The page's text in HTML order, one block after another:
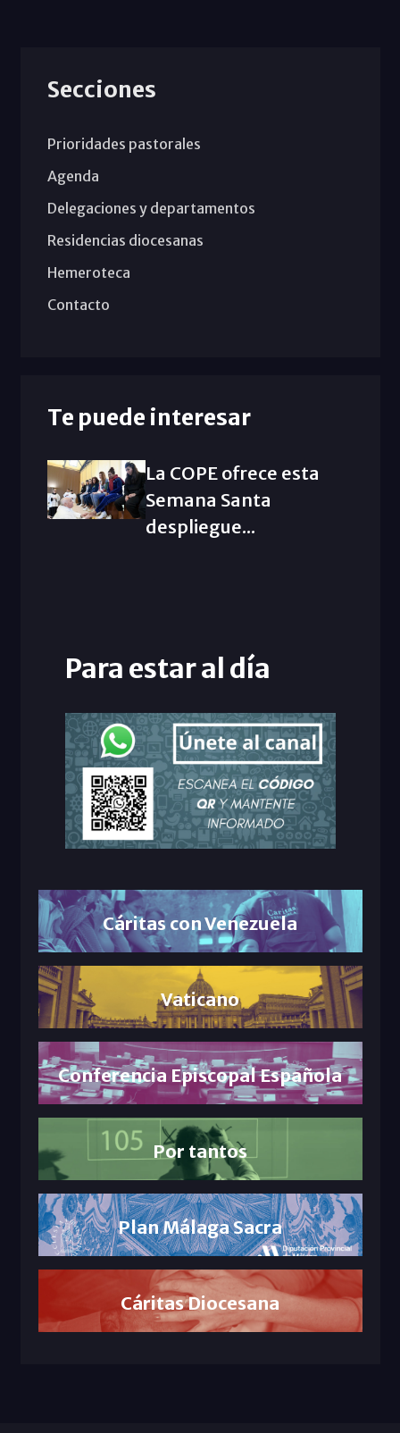
Secciones
Prioridades pastorales
Agenda
Delegaciones y departamentos
Residencias diocesanas
Hemeroteca
Contacto
Te puede interesar
La COPE ofrece esta
Semana Santa
despliegue...
Para estar al día
Cáritas con Venezuela
Vaticano
Conferencia Episcopal Española
Por tantos
Plan Málaga Sacra
Cáritas Diocesana